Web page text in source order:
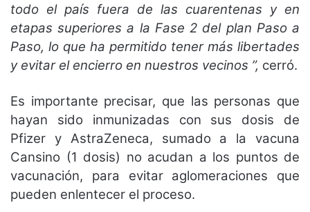
todo el país fuera de las cuarentenas y en
etapas superiores a la Fase 2 del plan Paso a
Paso, lo que ha permitido tener más libertades
y evitar el encierro en nuestros vecinos ”, cerró.
Es importante precisar, que las personas que
hayan sido inmunizadas con sus dosis de
Pfizer y AstraZeneca, sumado a la vacuna
Cansino (1 dosis) no acudan a los puntos de
vacunación, para evitar aglomeraciones que
pueden enlentecer el proceso.